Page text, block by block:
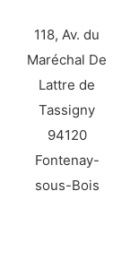
118, Av. du
Maréchal De
Lattre de
Tassigny
94120
Fontenay-
sous-Bois